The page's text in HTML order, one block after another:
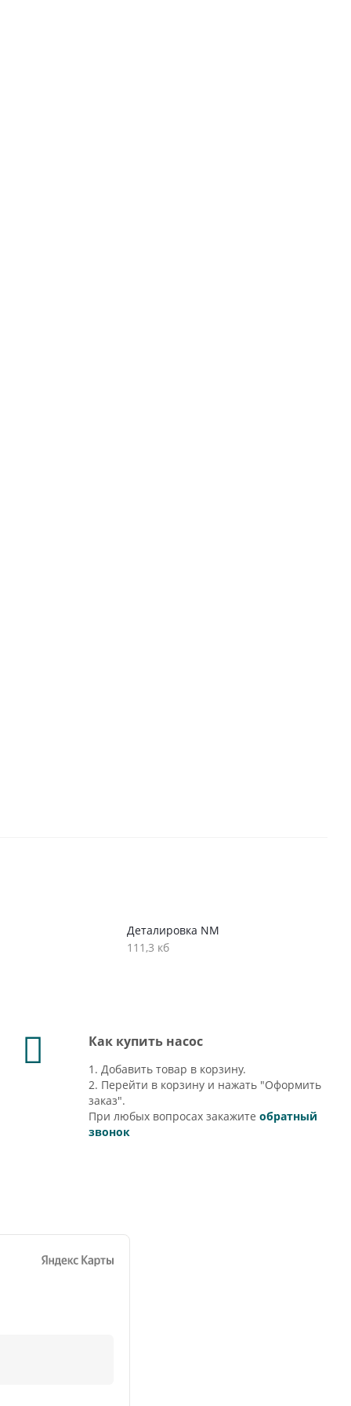
Деталировка NM
111,3 кб
Как купить насос
1. Добавить товар в корзину.
2. Перейти в корзину и нажать "Оформить
заказ".
При любых вопросах закажитеобратный
звонок